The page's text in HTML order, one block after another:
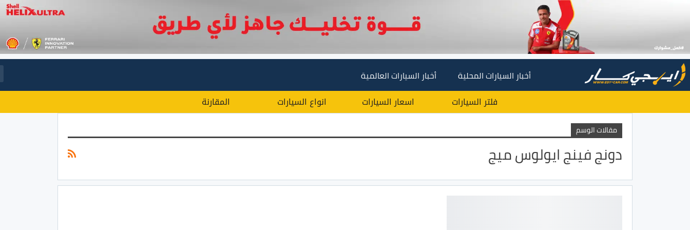
أخبار السيارات المحلية أخبار السيارات العالمية
فلتر السيارات اسعار السيارات انواع السيارات المقارنة
مقالات الوسم
دونج فينج ايولوس ميج